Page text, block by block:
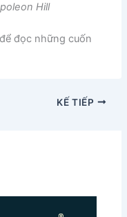
Hill
để đọc những cuốn
KẾ TIẾP